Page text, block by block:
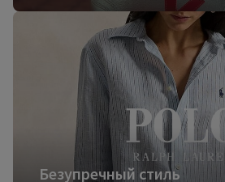
Безупречный стиль
Безупречный